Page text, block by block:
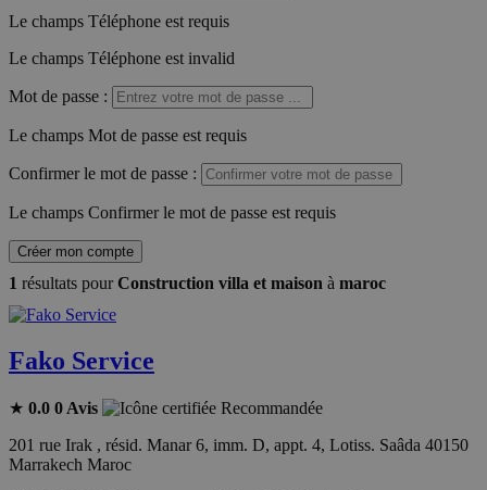
Le champs Téléphone est requis
Le champs Téléphone est invalid
Mot de passe :
Le champs Mot de passe est requis
Confirmer le mot de passe :
Le champs Confirmer le mot de passe est requis
Créer mon compte
1 résultats pourConstruction villa et maison à maroc
Fako Service
★ 0.0 0 Avis
Recommandée
201 rue Irak , résid. Manar 6, imm. D, appt. 4, Lotiss. Saâda 40150
Marrakech Maroc